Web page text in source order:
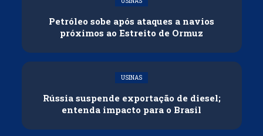
Petróleo sobe após ataques a navios
próximos ao Estreito de Ormuz
USINAS
Rússia suspende exportação de diesel;
entenda impacto para o Brasil